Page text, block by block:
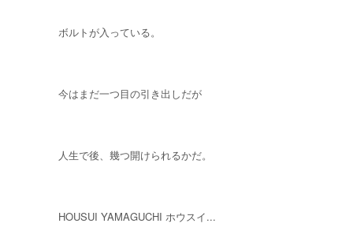
ボルトが入っている。
今はまだ一つ目の引き出しだが
人生で後、幾つ開けられるかだ。
HOUSUI YAMAGUCHI ホウスイ...